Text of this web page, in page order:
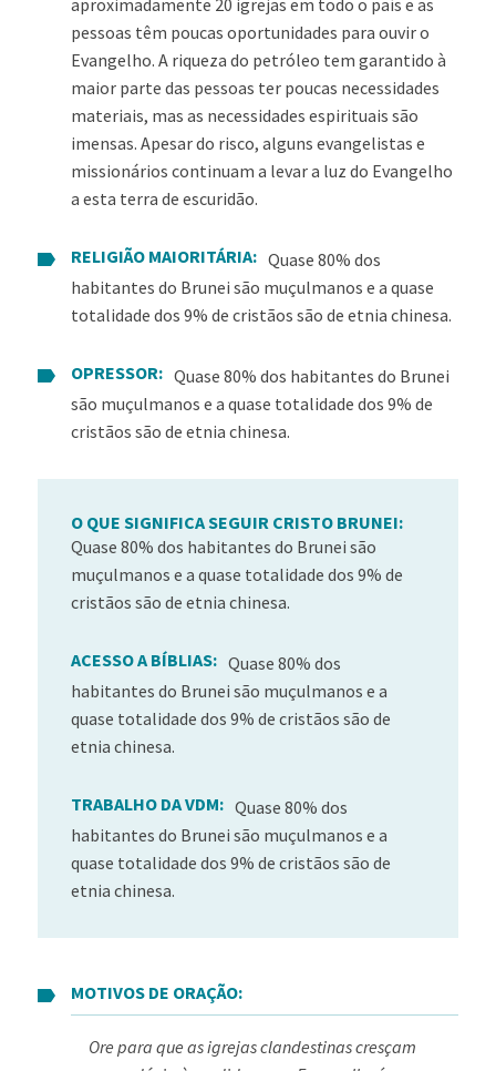
aproximadamente 20 igrejas em todo o país e as
pessoas têm poucas oportunidades para ouvir o
Evangelho. A riqueza do petróleo tem garantido à
maior parte das pessoas ter poucas necessidades
materiais, mas as necessidades espirituais são
imensas. Apesar do risco, alguns evangelistas e
missionários continuam a levar a luz do Evangelho
a esta terra de escuridão.
RELIGIÃO MAIORITÁRIA: Quase 80% dos
habitantes do Brunei são muçulmanos e a quase
totalidade dos 9% de cristãos são de etnia chinesa.
OPRESSOR: Quase 80% dos habitantes do Brunei
são muçulmanos e a quase totalidade dos 9% de
cristãos são de etnia chinesa.
O QUE SIGNIFICA SEGUIR CRISTO BRUNEI:
Quase 80% dos habitantes do Brunei são
muçulmanos e a quase totalidade dos 9% de
cristãos são de etnia chinesa.
ACESSO A BÍBLIAS: Quase 80% dos
habitantes do Brunei são muçulmanos e a
quase totalidade dos 9% de cristãos são de
etnia chinesa.
TRABALHO DA VDM: Quase 80% dos
habitantes do Brunei são muçulmanos e a
quase totalidade dos 9% de cristãos são de
etnia chinesa.
MOTIVOS DE ORAÇÃO:
Ore para que as igrejas clandestinas cresçam